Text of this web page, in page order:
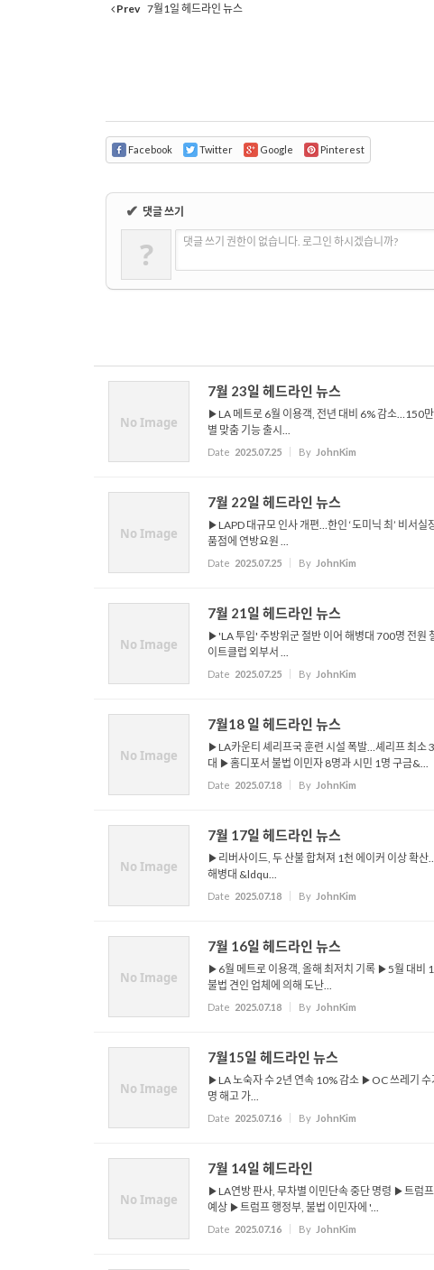
Prev 7월1일 헤드라인 뉴스
Facebook Twitter Google Pinterest
✔ 댓글 쓰기
? 댓글 쓰기 권한이 없습니다. 로그인 하시겠습니까?
No Image
7월 23일 헤드라인 뉴스
▶LA 메트로 6월 이용객, 전년 대비 6% 감소…150
별 맞춤 기능 출시...
Date 2025.07.25 By JohnKim
No Image
7월 22일 헤드라인 뉴스
▶LAPD 대규모 인사 개편…한인 ‘도미닉 최’ 비서
품점에 연방요원 ...
Date 2025.07.25 By JohnKim
No Image
7월 21일 헤드라인 뉴스
▶'LA 투입' 주방위군 절반 이어 해병대 700명 전원
이트클럽 외부서 ...
Date 2025.07.25 By JohnKim
No Image
7월18 일 헤드라인 뉴스
▶LA카운티 셰리프국 훈련 시설 폭발…셰리프 최
대 ▶홈디포서 불법 이민자 8명과 시민 1명 구금&...
Date 2025.07.18 By JohnKim
No Image
7월 17일 헤드라인 뉴스
▶리버사이드, 두 산불 합쳐져 1천 에이커 이상 확
해병대 &ldqu...
Date 2025.07.18 By JohnKim
No Image
7월 16일 헤드라인 뉴스
▶6월 메트로 이용객, 올해 최저치 기록 ▶5월 대비
불법 견인 업체에 의해 도난...
Date 2025.07.18 By JohnKim
No Image
7월15일 헤드라인 뉴스
▶LA 노숙자 수 2년 연속 10% 감소 ▶OC 쓰레기
명 해고 가...
Date 2025.07.16 By JohnKim
No Image
7월 14일 헤드라인
▶LA연방 판사, 무차별 이민단속 중단 명령 ▶트럼
예상 ▶트럼프 행정부, 불법 이민자에 '...
Date 2025.07.16 By JohnKim